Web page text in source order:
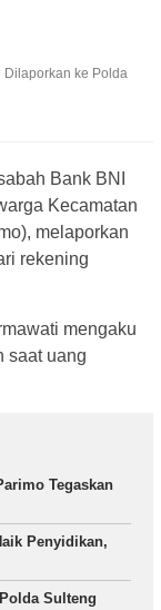
Bank BNI
Kecamatan
melaporkan
rekening
mengaku
saat uang
Tegaskan
Penyidikan,
Sulteng